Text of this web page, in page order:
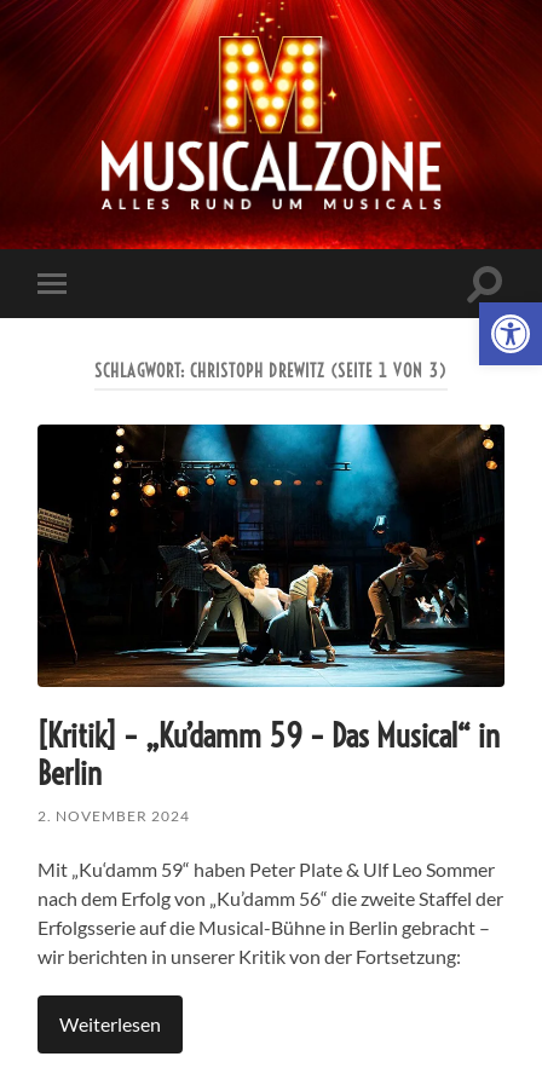
Musicalzone.de
Mobile-
Menü
ein-/
SCHLAGWORT: CHRISTOPH DREWITZ (SEITE 1 VON 3)
[Kritik] – „Ku’damm 59 – Das Musical“ in
Berlin
2. NOVEMBER 2024
Mit „Ku‘damm 59“ haben Peter Plate & Ulf Leo Sommer
nach dem Erfolg von „Ku’damm 56“ die zweite Staffel der
Erfolgsserie auf die Musical-Bühne in Berlin gebracht –
wir berichten in unserer Kritik von der Fortsetzung:
Weiterlesen